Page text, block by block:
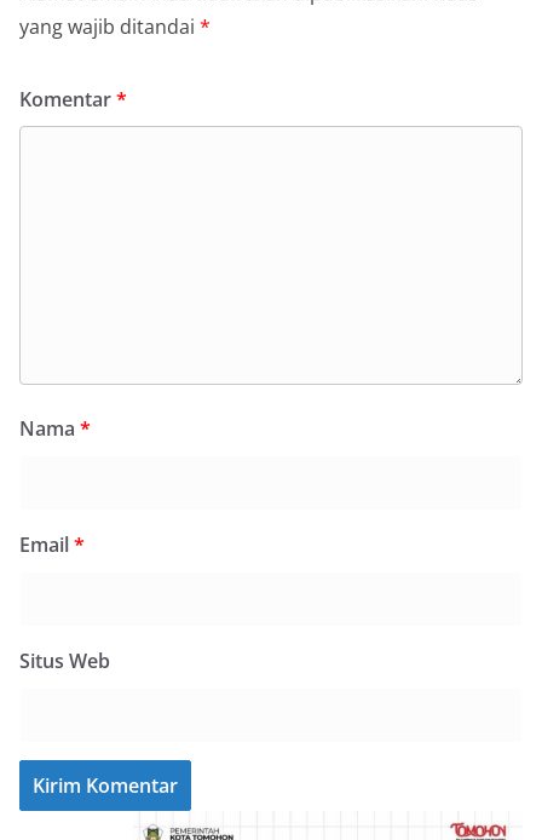
yang wajib ditandai *
Komentar*
Nama *
Email*
Situs Web